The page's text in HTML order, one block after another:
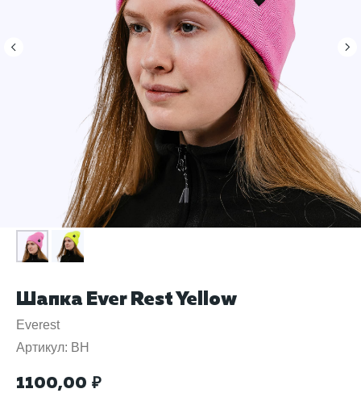
Шапка Ever Rest Yellow
Everest
Артикул: BH
1100,00 ₽